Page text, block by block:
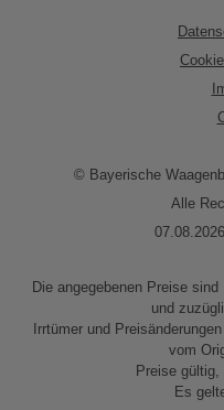
© Bayerische
Alle
Die angegebenen Preise
und
Irrtümer und
vom
Preise gültig,
Es